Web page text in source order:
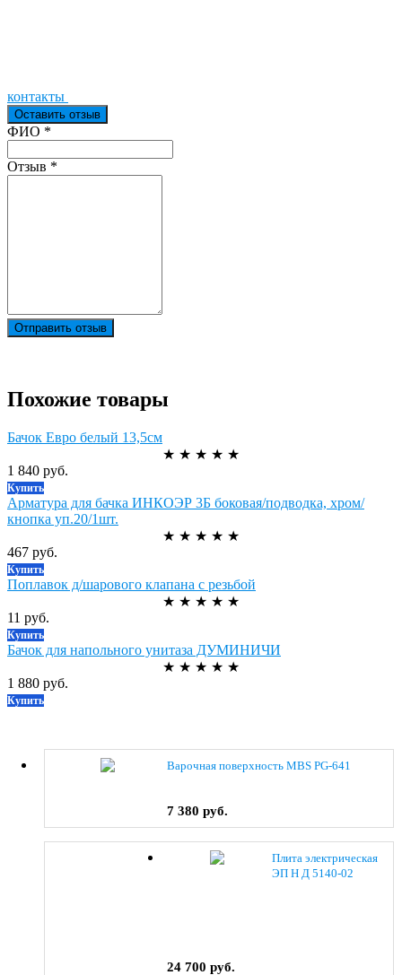
контакты
Оставить отзыв
Ваш отзыв был отправлен!
ФИО *
Отзыв *
Отправить отзыв
Похожие товары
Бачок Евро белый 13,5см
★ ★ ★ ★ ★
1 840 руб.
Купить
Арматура для бачка ИНКОЭР 3Б боковая/подводка, хром/
кнопка уп.20/1шт.
★ ★ ★ ★ ★
467 руб.
Купить
Поплавок д/шарового клапана с резьбой
★ ★ ★ ★ ★
11 руб.
Купить
Бачок для напольного унитаза ДУМИНИЧИ
★ ★ ★ ★ ★
1 880 руб.
Купить
Варочная поверхность MBS PG-641
7 380 руб.
Плита электрическая
ЭП Н Д 5140-02
24 700 руб.